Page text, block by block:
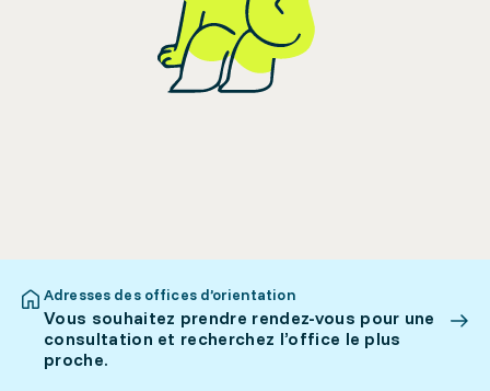
Adresses des offices d’orientation
Vous souhaitez prendre rendez-vous pour une
consultation et recherchez l’office le plus
proche.